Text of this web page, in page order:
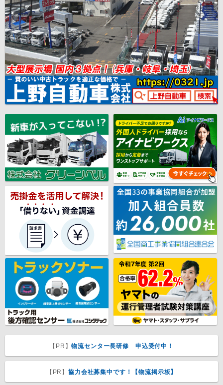
【PR】物流センター長研修 申込受付中！
【PR】協力会社募集中です！【物流掲示板】